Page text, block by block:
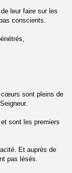
leur faire sur les
conscients.
cœurs sont pleins de
sont les premiers
Et auprès de
pas lésés.